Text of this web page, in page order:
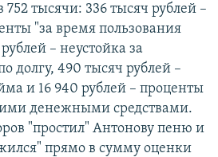
752 тысячи: 336 тысяч рублей –
"за время пользования
– неустойка за
долгу, 490 тысяч рублей –
и 16 940 рублей – проценты
денежными средствами.
"простил" Антонову пеню и
прямо в сумму оценки